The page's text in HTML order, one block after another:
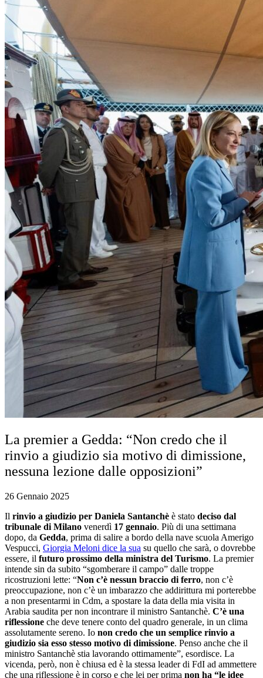
La premier a Gedda: “Non credo che il
rinvio a giudizio sia motivo di dimissione,
nessuna lezione dalle opposizioni”
26 Gennaio 2025
Il rinvio a giudizio per Daniela Santanchè è stato deciso dal
tribunale di Milano venerdì 17 gennaio. Più di una settimana
dopo, da Gedda, prima di salire a bordo della nave scuola Amerigo
Vespucci, Giorgia Meloni dice la sua su quello che sarà, o dovrebbe
essere, il futuro prossimo della ministra del Turismo. La premier
intende sin da subito “sgomberare il campo” dalle troppe
ricostruzioni lette: “Non c’è nessun braccio di ferro, non c’è
preoccupazione, non c’è un imbarazzo che addirittura mi porterebbe
a non presentarmi in Cdm, a spostare la data della mia visita in
Arabia saudita per non incontrare il ministro Santanchè. C’è una
riflessione che deve tenere conto del quadro generale, in un clima
assolutamente sereno. Io non credo che un semplice rinvio a
giudizio sia esso stesso motivo di dimissione. Penso anche che il
ministro Santanchè stia lavorando ottimamente”, esordisce. La
vicenda, però, non è chiusa ed è la stessa leader di FdI ad ammettere
che una riflessione è in corso e che lei per prima non ha “le idee